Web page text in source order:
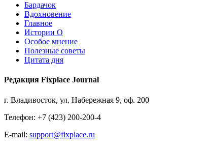
Бардачок
Вдохновение
Главное
Истории О
Особое мнение
Полезные советы
Цитата дня
Редакция Fixplace Journal
г. Владивосток, ул. Набережная 9, оф. 200
Телефон: +7 (423) 200-200-4
E-mail: support@fixplace.ru